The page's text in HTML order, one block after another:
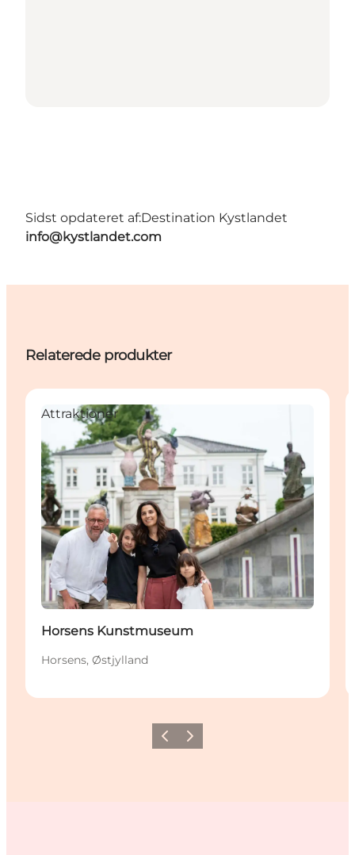
Sidst opdateret af:Destination Kystlandet
info@kystlandet.com
Relaterede produkter
Attraktioner
Horsens Kunstmuseum
Horsens, Østjylland
ForrigeNæste